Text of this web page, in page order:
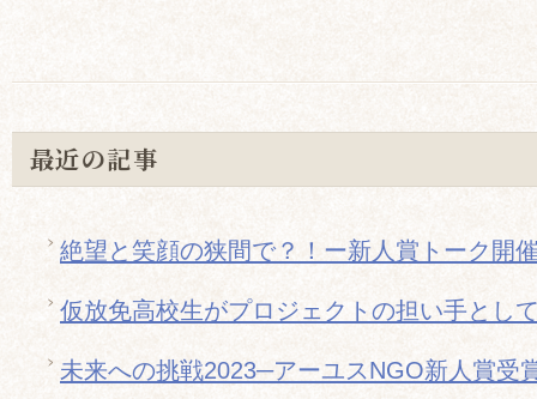
最近の記事
絶望と笑顔の狭間で？！ー新人賞トーク開
仮放免高校生がプロジェクトの担い手とし
未来への挑戦2023─アーユスNGO新人賞受